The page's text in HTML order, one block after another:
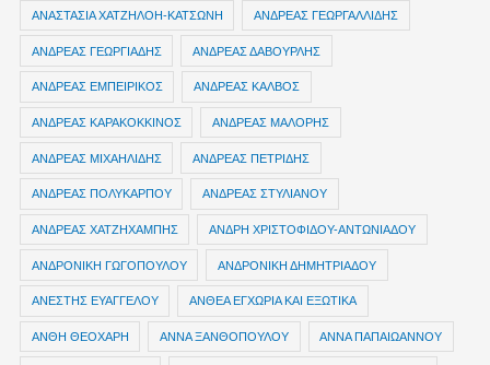
ΑΝΑΣΤΑΣΙΑ ΧΑΤΖΗΛΟΗ-ΚΑΤΣΩΝΗ ΑΝΔΡΕΑΣ ΓΕΩΡΓΑΛΛΙΔΗΣ
ΑΝΔΡΕΑΣ ΓΕΩΡΓΙΑΔΗΣ ΑΝΔΡΕΑΣ ΔΑΒΟΥΡΛΗΣ
ΑΝΔΡΕΑΣ ΕΜΠΕΙΡΙΚΟΣ ΑΝΔΡΕΑΣ ΚΑΛΒΟΣ
ΑΝΔΡΕΑΣ ΚΑΡΑΚΟΚΚΙΝΟΣ ΑΝΔΡΕΑΣ ΜΑΛΟΡΗΣ
ΑΝΔΡΕΑΣ ΜΙΧΑΗΛΙΔΗΣ ΑΝΔΡΕΑΣ ΠΕΤΡΙΔΗΣ
ΑΝΔΡΕΑΣ ΠΟΛΥΚΑΡΠΟΥ ΑΝΔΡΕΑΣ ΣΤΥΛΙΑΝΟΥ
ΑΝΔΡΕΑΣ ΧΑΤΖΗΧΑΜΠΗΣ ΑΝΔΡΗ ΧΡΙΣΤΟΦΙΔΟΥ-ΑΝΤΩΝΙΑΔΟΥ
ΑΝΔΡΟΝΙΚΗ ΓΩΓΟΠΟΥΛΟΥ ΑΝΔΡΟΝΙΚΗ ΔΗΜΗΤΡΙΑΔΟΥ
ΑΝΕΣΤΗΣ ΕΥΑΓΓΕΛΟΥ ΑΝΘΕΑ ΕΓΧΩΡΙΑ ΚΑΙ ΕΞΩΤΙΚΑ
ΑΝΘΗ ΘΕΟΧΑΡΗ ΑΝΝΑ ΞΑΝΘΟΠΟΥΛΟΥ ΑΝΝΑ ΠΑΠΑΙΩΑΝΝΟΥ